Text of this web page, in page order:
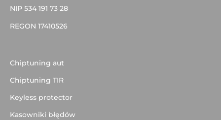
NIP 534 191 73 28
REGON 17410526
Chiptuning aut
Chiptuning TIR
Keyless protector
Kasowniki błędów